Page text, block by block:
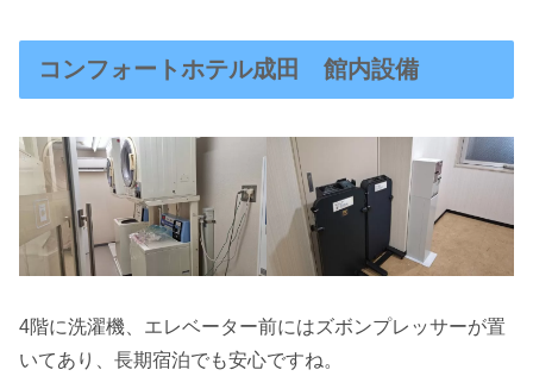
コンフォートホテル成田 館内設備
4階に洗濯機、エレベーター前にはズボンプレッサーが置
いてあり、長期宿泊でも安心ですね。